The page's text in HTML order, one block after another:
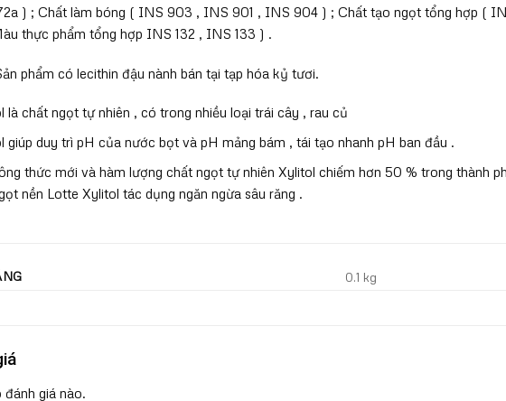
) ; Chất làm bóng ( INS 903 , INS 901 , INS 904 ) ; Chất tạo ngọt tổng hợp (
thực phẩm tổng hợp INS 132 , INS 133 ) .
phẩm có lecithin đậu nành bán tại tạp hóa kỷ tươi.
là chất ngọt tự nhiên , có trong nhiều loại trái cây , rau củ
giúp duy trì pH của nước bọt và pH mảng bám , tái tạo nhanh pH ban đầu .
thức mới và hàm lượng chất ngọt tự nhiên Xylitol chiếm hơn 50 % trong thành
nền Lotte Xylitol tác dụng ngăn ngừa sâu răng .
0.1 kg
đánh giá nào.